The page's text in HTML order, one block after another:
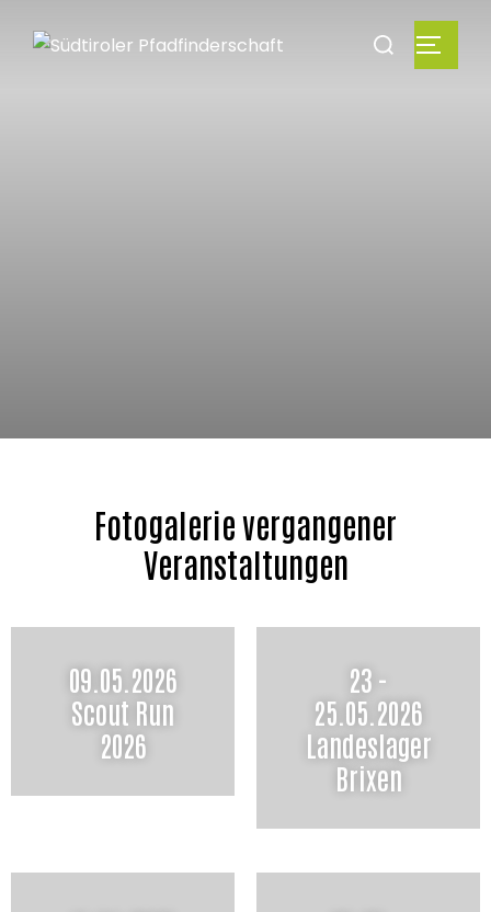
Fotogalerie vergangener
Veranstaltungen
09.05.2026
Scout Run
2026
23 -
25.05.2026
Landeslager
Brixen